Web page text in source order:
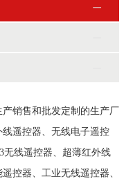
销售和批发定制的生产厂
遥控器、无线电子遥控
线遥控器、超薄红外线
控器、工业无线遥控器、